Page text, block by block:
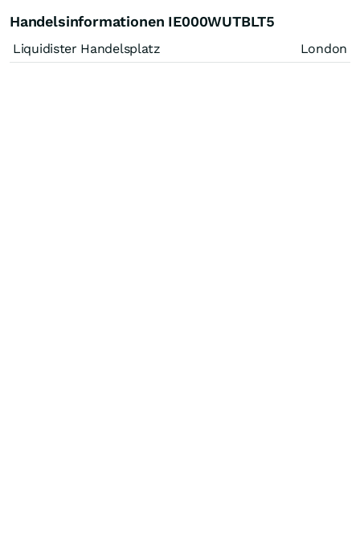
Handelsinformationen IE000WUTBLT5
Liquidister Handelsplatz London